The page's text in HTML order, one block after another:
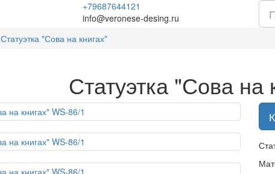
+79687644121
info@veronese-desing.ru
Статуэтка "Сова на книгах"
Статуэтка "Сова на